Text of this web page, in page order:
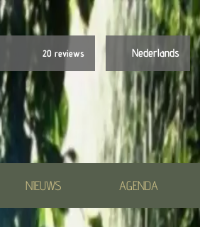
20 reviews Nederlands
Nederlands
English
NIEUWS AGENDA